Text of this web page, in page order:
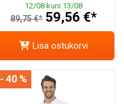
12/08 kuni 13/08
89,75 €* 59,56 €*
Lisa ostukorvi
- 40 %